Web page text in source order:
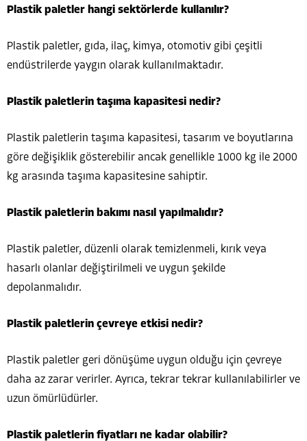
Plastik paletler hangi sektörlerde kullanılır?
Plastik paletler, gıda, ilaç, kimya, otomotiv gibi çeşitli
endüstrilerde yaygın olarak kullanılmaktadır.
Plastik paletlerin taşıma kapasitesi nedir?
Plastik paletlerin taşıma kapasitesi, tasarım ve boyutlarına
göre değişiklik gösterebilir ancak genellikle 1000 kg ile 2000
kg arasında taşıma kapasitesine sahiptir.
Plastik paletlerin bakımı nasıl yapılmalıdır?
Plastik paletler, düzenli olarak temizlenmeli, kırık veya
hasarlı olanlar değiştirilmeli ve uygun şekilde
depolanmalıdır.
Plastik paletlerin çevreye etkisi nedir?
Plastik paletler geri dönüşüme uygun olduğu için çevreye
daha az zarar verirler. Ayrıca, tekrar tekrar kullanılabilirler ve
uzun ömürlüdürler.
Plastik paletlerin fiyatları ne kadar olabilir?